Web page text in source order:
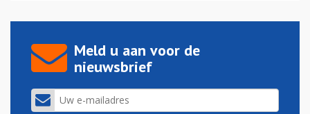
Meld u aan voor de
nieuwsbrief